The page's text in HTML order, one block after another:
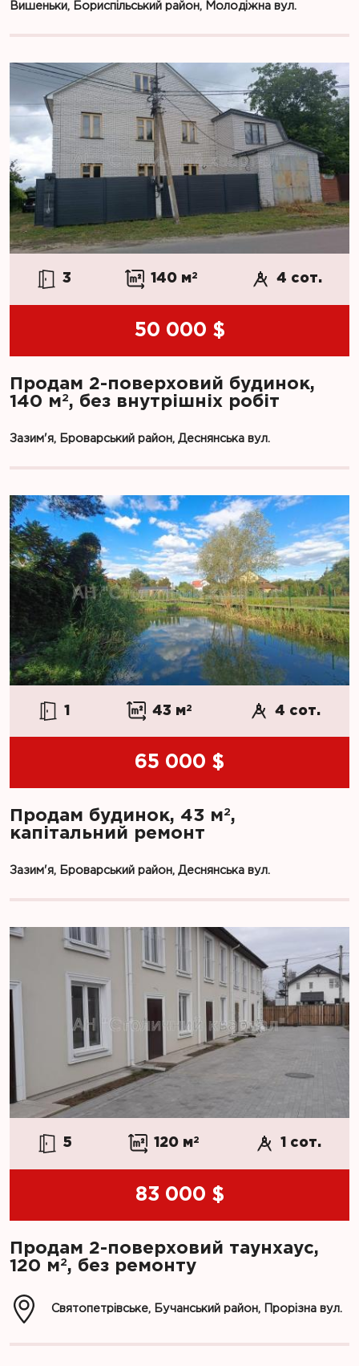
Вишеньки, Бориспільський район, Молодіжна вул.
3 140 м2 4 сот.
50 000 $
Продам 2-поверховий будинок,
140 м2, без внутрішніх робіт
Зазим'я, Броварський район, Деснянська вул.
1 43 м2 4 сот.
65 000 $
Продам будинок, 43 м2,
капітальний ремонт
Зазим'я, Броварський район, Деснянська вул.
5 120 м2 1 сот.
83 000 $
Продам 2-поверховий таунхаус,
120 м2, без ремонту
Святопетрівське, Бучанський район, Прорізна вул.